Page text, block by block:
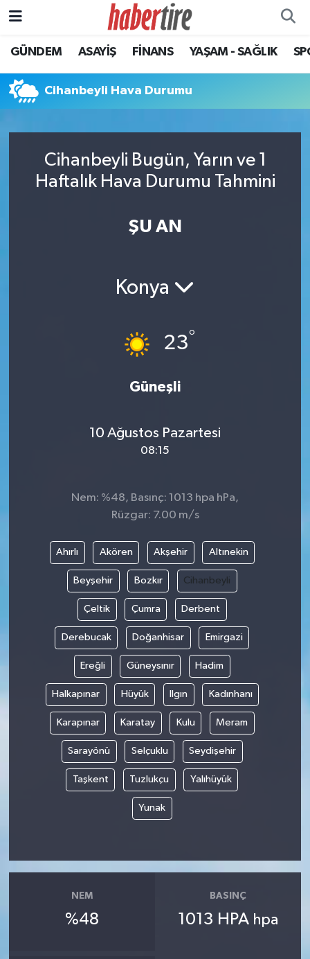
GÜNDEM ASAYİŞ FİNANS YAŞAM - SAĞLIK
Cihanbeyli Hava Durumu
Cihanbeyli Bugün, Yarın ve 1
Haftalık Hava Durumu Tahmini
ŞU AN
Konya
23°
Güneşli
10 Ağustos Pazartesi
08:15
Nem: %48, Basınç: 1013 hpa hPa,
Rüzgar: 7.00 m/s
Ahırlı Akören Akşehir Altınekin
Beyşehir Bozkır Cihanbeyli
Çeltik Çumra Derbent
Derebucak Doğanhisar Emirgazi
Ereğli Güneysınır Hadim
Halkapınar Hüyük Ilgın Kadınhanı
Karapınar Karatay Kulu Meram
Sarayönü Selçuklu Seydişehir
Taşkent Tuzlukçu Yalıhüyük
Yunak
NEM
%48
BASINÇ
1013 HPA hpa
Tire Nöbetçi Eczaneler
Tire Hava Durumu
Süper Lig Puan Durumu ve Fikstür
Son Dakika Haberleri